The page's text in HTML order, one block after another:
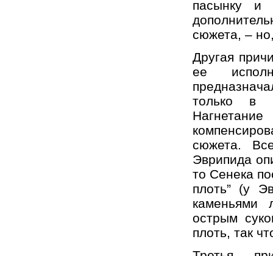
пасынку и
сюжета, –
Другая
ее
только в
сюжета.
Эврипида
то Сенека
плоть” (у
каменьями
острым
плоть, так